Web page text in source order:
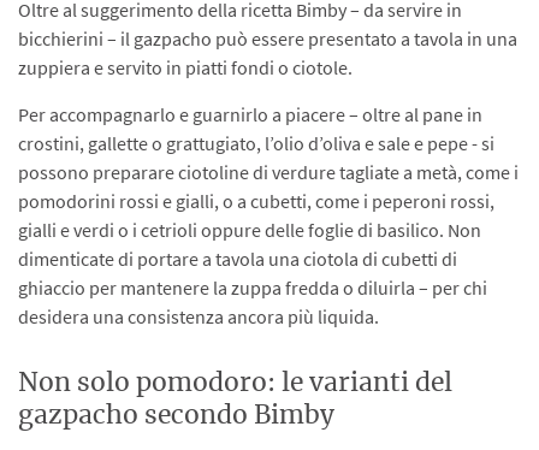
Oltre al suggerimento della ricetta Bimby – da servire in
bicchierini – il gazpacho può essere presentato a tavola in una
zuppiera e servito in piatti fondi o ciotole.
Per accompagnarlo e guarnirlo a piacere – oltre al pane in
crostini, gallette o grattugiato, l’olio d’oliva e sale e pepe - si
possono preparare ciotoline di verdure tagliate a metà, come i
pomodorini rossi e gialli, o a cubetti, come i peperoni rossi,
gialli e verdi o i cetrioli oppure delle foglie di basilico. Non
dimenticate di portare a tavola una ciotola di cubetti di
ghiaccio per mantenere la zuppa fredda o diluirla – per chi
desidera una consistenza ancora più liquida.
Non solo pomodoro: le varianti del
gazpacho secondo Bimby